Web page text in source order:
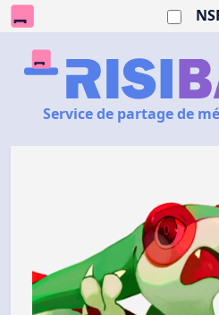
Service de partage de